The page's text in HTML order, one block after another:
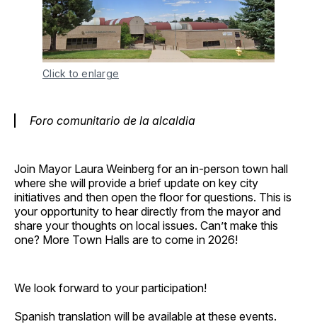
Click to enlarge
Foro comunitario de la alcaldia
Join Mayor Laura Weinberg for an in-person town hall
where she will provide a brief update on key city
initiatives and then open the floor for questions. This is
your opportunity to hear directly from the mayor and
share your thoughts on local issues. Can’t make this
one? More Town Halls are to come in 2026!
We look forward to your participation!
Spanish translation will be available at these events.